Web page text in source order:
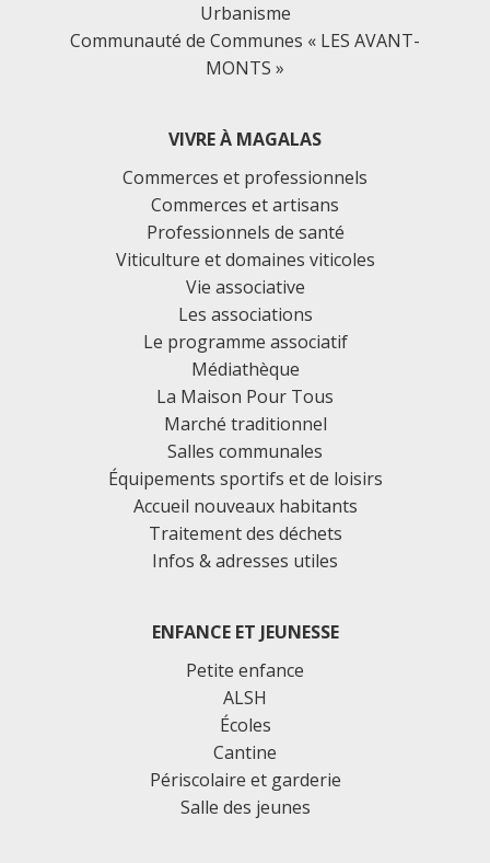
Urbanisme
Communauté de Communes « LES AVANT-
MONTS »
VIVRE À MAGALAS
Commerces et professionnels
Commerces et artisans
Professionnels de santé
Viticulture et domaines viticoles
Vie associative
Les associations
Le programme associatif
Médiathèque
La Maison Pour Tous
Marché traditionnel
Salles communales
Équipements sportifs et de loisirs
Accueil nouveaux habitants
Traitement des déchets
Infos & adresses utiles
ENFANCE ET JEUNESSE
Petite enfance
ALSH
Écoles
Cantine
Périscolaire et garderie
Salle des jeunes